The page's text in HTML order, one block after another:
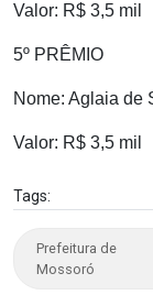
Valor: R$ 3,5 mil
5º PRÊMIO
Nome: Aglaia de
Valor: R$ 3,5 mil
Tags:
Prefeitura de
Mossoró